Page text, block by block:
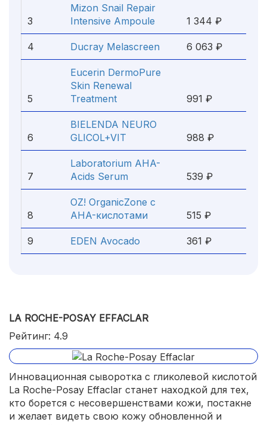
3
Mizon Snail Repair
Intensive Ampoule
1 344 ₽
4 Ducray Melascreen 6 063 ₽
5
Eucerin DermoPure
Skin Renewal
Treatment
991 ₽
6
BIELENDA NEURO
GLICOL+VIT
988 ₽
7
Laboratorium AHA-
Acids Serum
539 ₽
8
OZ! OrganicZone с
AHA-кислотами
515 ₽
9 EDEN Avocado 361 ₽
LA ROCHE-POSAY EFFACLAR
Рейтинг: 4.9
Инновационная сыворотка с гликолевой кислотой
La Roche-Posay Effaclar станет находкой для тех,
кто борется с несовершенствами кожи, постакне
и желает видеть свою кожу обновленной и